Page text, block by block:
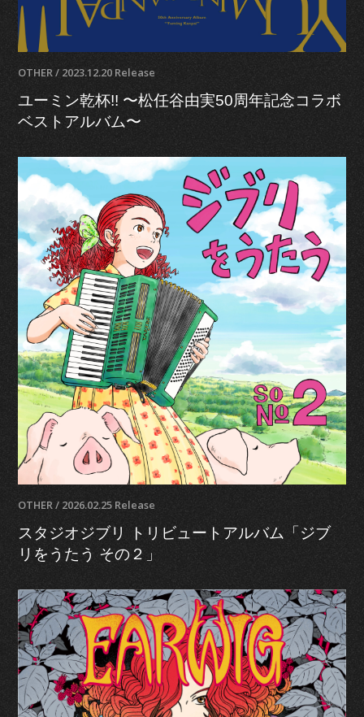
OTHER / 2023.12.20 Release
ユーミン乾杯!! 〜松任谷由実50周年記念コラボ
ベストアルバム〜
OTHER / 2026.02.25 Release
スタジオジブリ トリビュートアルバム「ジブ
リをうたう その２」